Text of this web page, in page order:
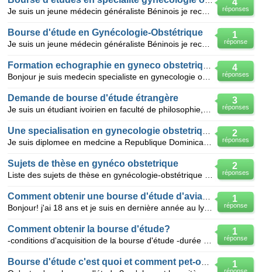
4
réponses
1
réponse
Bourse d'étude en Gynécologie-Obstétrique
4
réponses
3
réponses
Demande de bourse d'étude étrangère
2
réponses
2
réponses
Sujets de thèse en gynéco obstetrique
1
réponse
1
réponse
Comment obtenir la bourse d'étude?
1